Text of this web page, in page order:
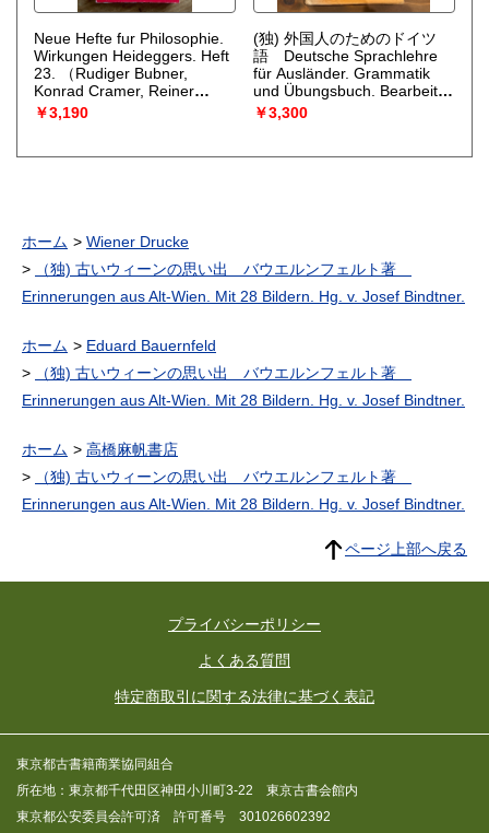
Neue Hefte fur Philosophie.
Wirkungen Heideggers. Heft
23.
（Rudiger Bubner,
Konrad Cramer, Reiner
Wiehl (hg.)）
￥3,190
(独) 外国人のためのドイツ
語 Deutsche Sprachlehre
für Ausländer. Grammatik
und Übungsbuch. Bearbeitet
von Bernhard Thies. 16. Aufl.
（ HansSchulz / Wilhelm
￥3,300
ホーム
Wiener Drucke
（独) 古いウィーンの思い出 バウエルンフェルト著
Erinnerungen aus Alt-Wien. Mit 28 Bildern. Hg. v. Josef Bindtner.
ホーム
Eduard Bauernfeld
（独) 古いウィーンの思い出 バウエルンフェルト著
Erinnerungen aus Alt-Wien. Mit 28 Bildern. Hg. v. Josef Bindtner.
ホーム
高橋麻帆書店
（独) 古いウィーンの思い出 バウエルンフェルト著
Erinnerungen aus Alt-Wien. Mit 28 Bildern. Hg. v. Josef Bindtner.
ページ上部へ戻る
プライバシーポリシー
よくある質問
特定商取引に関する法律に基づく表記
東京都古書籍商業協同組合
所在地：東京都千代田区神田小川町3-22 東京古書会館内
東京都公安委員会許可済 許可番号 301026602392